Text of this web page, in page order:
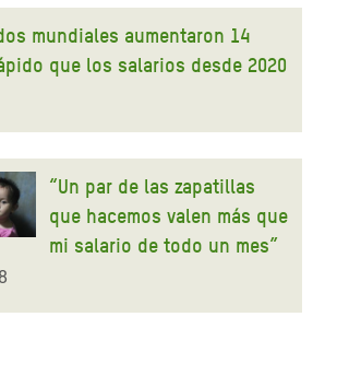
mundiales aumentaron 14
que los salarios desde 2020
“Un par de las zapatillas
que hacemos valen más que
mi salario de todo un mes”